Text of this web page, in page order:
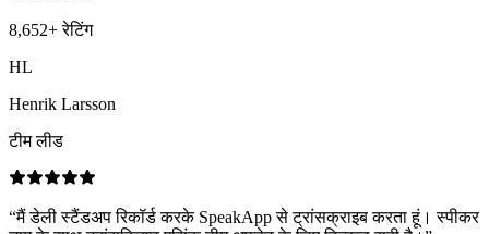
8,652+ रेटिंग
HL
Henrik Larsson
टीम लीड
“मैं डेली स्टैंडअप रिकॉर्ड करके SpeakApp से ट्रांसक्राइब करता हूं। स्पीकर